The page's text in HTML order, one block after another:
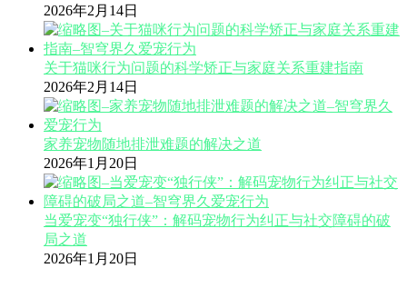
2026年2月14日
关于猫咪行为问题的科学矫正与家庭关系重建指南
2026年2月14日
家养宠物随地排泄难题的解决之道
2026年1月20日
当爱宠变“独行侠”：解码宠物行为纠正与社交障碍的破
局之道
2026年1月20日